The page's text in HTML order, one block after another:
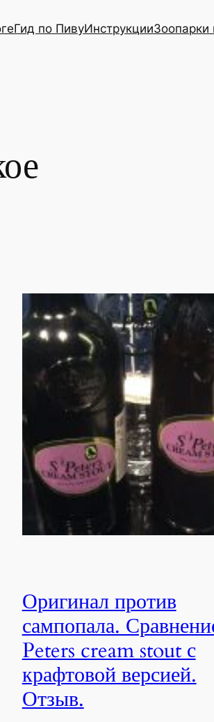
Гид по ПивуИнструкцииЗоопарки
Оригинал против
сампопала.
Peters cream stout с
крафтовой версией.
Отзыв.